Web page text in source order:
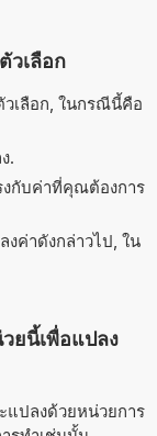
วเลือก
วเลือก, ในกรณีนี้คือ
.
งกับค่าที่คุณต้องการ
ค่าดังกล่าวไป, ใน
ยนี้เพื่อแปลง
แปลงด้วยหน่วยการ